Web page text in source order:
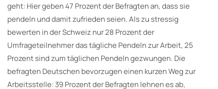
geht: Hier geben 47 Prozent der Befragten an, dass sie
pendeln und damit zufrieden seien. Als zu stressig
bewerten in der Schweiz nur 28 Prozent der
Umfrageteilnehmer das tägliche Pendeln zur Arbeit, 25
Prozent sind zum täglichen Pendeln gezwungen. Die
befragten Deutschen bevorzugen einen kurzen Weg zur
Arbeitsstelle: 39 Prozent der Befragten lehnen es ab,